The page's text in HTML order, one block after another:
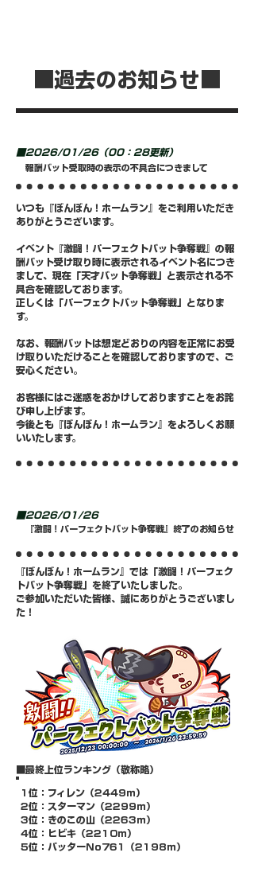
■過去のお知らせ■
■2026/01/26（00：28更新）
報酬バット受取時の表示の不具合につきまして
いつも『ぼんぼん！ホームラン』をご利用いただき
ありがとうございます。
イベント『激闘！パーフェクトバット争奪戦』の報
酬バット受け取り時に表示されるイベント名につき
まして、現在「天才バット争奪戦」と表示される不
具合を確認しております。
正しくは「パーフェクトバット争奪戦」となりま
す。
なお、報酬バットは想定どおりの内容を正常にお受
け取りいただけることを確認しておりますので、ご
安心ください。
お客様にはご迷惑をおかけしておりますことをお詫
び申し上げます。
今後とも『ぼんぼん！ホームラン』をよろしくお願
いいたします。
■2026/01/26
『激闘！パーフェクトバット争奪戦』終了のお知らせ
『ぼんぼん！ホームラン』では「激闘！パーフェク
トバット争奪戦」を終了いたしました。
​ご参加いただいた皆様、誠にありがとうございまし
た！
​■最終上位ランキング（敬称略）
​1位：フィレン（2449ｍ）
​2位：スターマン（2299ｍ）
3位：きのこの山（2263ｍ）
4位：ヒビキ（2210ｍ）
​5位：バッターNo761（2198ｍ）